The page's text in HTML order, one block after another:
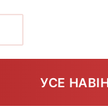
УСЕ